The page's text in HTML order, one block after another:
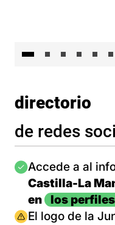
directorio
de redes
Imagen
Accede a al
Castilla-La
en
los
Imagen
El logo de la